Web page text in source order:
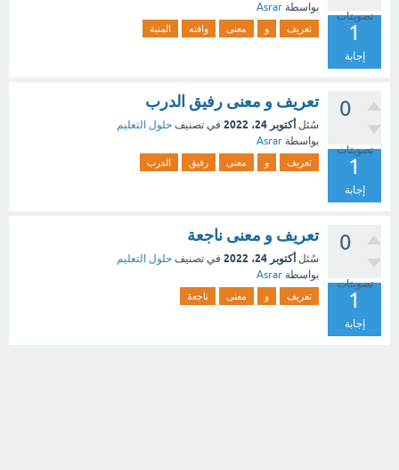
تصويتات
1
إجابة
بواسطة Asrar
تعريف و معنى وافته المنية
0
تصويتات
1
إجابة
تعريف و معنى رفيق الدرب
سُئل أكتوبر 24، 2022 في تصنيف حلول التعليم
بواسطة Asrar
تعريف و معنى رفيق الدرب
0
تصويتات
1
إجابة
تعريف و معنى ناجعة
سُئل أكتوبر 24، 2022 في تصنيف حلول التعليم
بواسطة Asrar
تعريف و معنى ناجعة